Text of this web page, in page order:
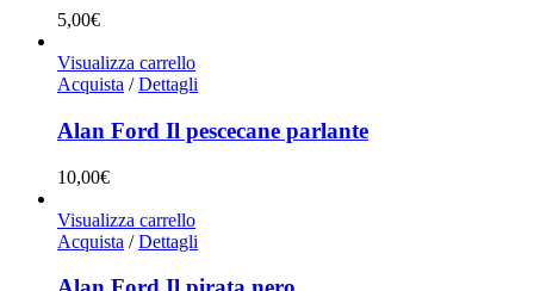
5,00€
Visualizza carrello
Acquista / Dettagli
Alan Ford Il pescecane parlante
10,00€
Visualizza carrello
Acquista / Dettagli